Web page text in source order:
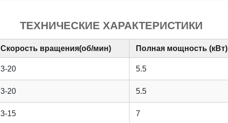
ТЕХНИЧЕСКИЕ ХАРАКТЕРИСТИКИ
Скорость вращения(об/мин) Полная мощность (кВт)
3-20 5.5
3-20 5.5
3-15 7